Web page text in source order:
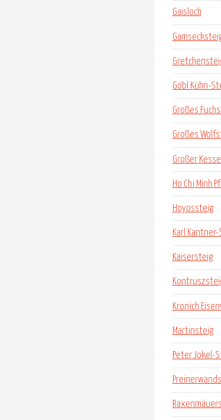
Gaisloch
Göbl Kühn-
Großes
Großes
Großer
Ho Chi Minh
Hoyossteig
Karl
Kaisersteig
Kronich
Martinsteig
Peter Jokel-